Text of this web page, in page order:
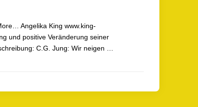
Angelika King www.king-
und positive Veränderung seiner
C.G. Jung: Wir neigen …